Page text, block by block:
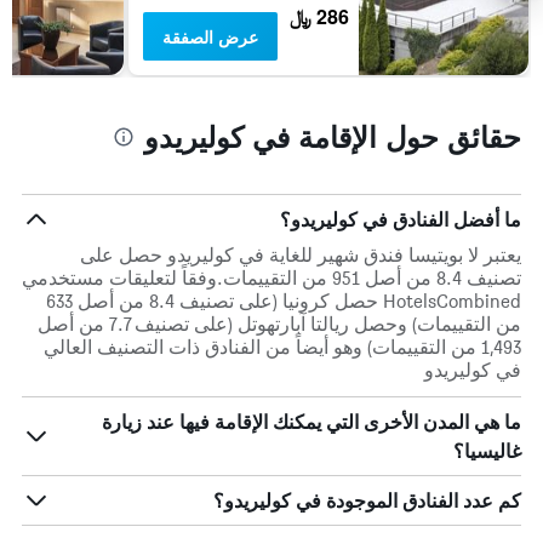
286 ﷼
عرض الصفقة
حقائق حول الإقامة في كوليريدو
ما أفضل الفنادق في كوليريدو؟
يعتبر لا بويتيسا فندق شهير للغاية في كوليريدو حصل على
تصنيف 8.4 من أصل 951 من التقييمات.وفقاً لتعليقات مستخدمي
HotelsCombined حصل كرونيا (على تصنيف 8.4 من أصل 633
من التقييمات) وحصل ريالتا آبارتهوتل (على تصنيف 7.7 من أصل
1,493 من التقييمات) وهو أيضاً من الفنادق ذات التصنيف العالي
في كوليريدو
ما هي المدن الأخرى التي يمكنك الإقامة فيها عند زيارة
غاليسيا؟
كم عدد الفنادق الموجودة في كوليريدو؟